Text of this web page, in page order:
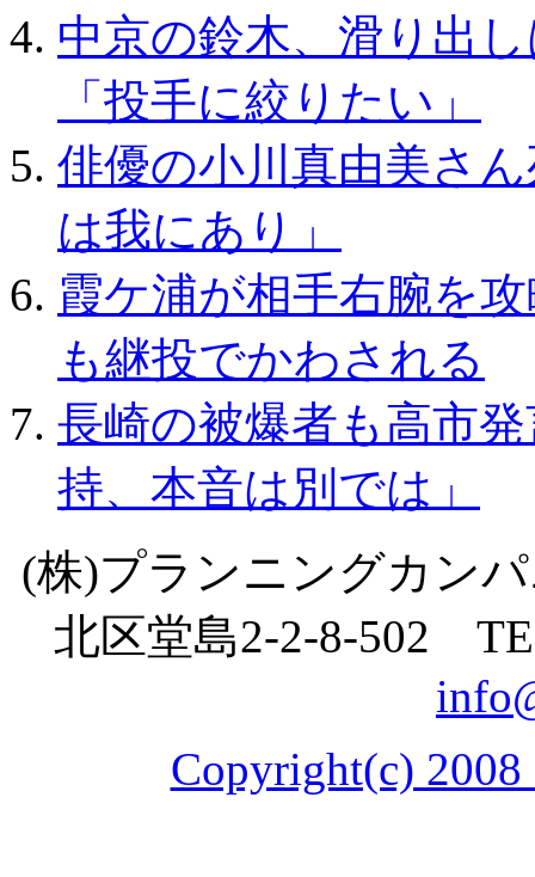
中京の鈴木、滑り出
「投手に絞りたい」
俳優の小川真由美さ
は我にあり」
霞ケ浦が相手右腕を
も継投でかわされる
長崎の被爆者も高市
持、本音は別では」
(株)プランニングカン
北区堂島2-2-8-502
Copyright(c)